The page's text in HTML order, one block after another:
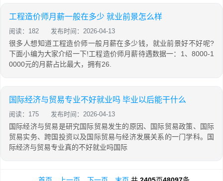
工程造价师月薪一般在多少 就业前景怎么样
阅读：182 发布时间：2026-04-13
很多人想知道工程造价师一般月薪在多少钱，就业前景好不好呢?
下面小编为大家介绍一下!工程造价师月薪待遇数据一：1、8000-1
0000元的月薪占比最大，拥有26.
国际经济与贸易专业不好就业吗 毕业以后能干什么
阅读：175 发布时间：2026-04-13
国际经济与贸易是研究国际贸易发生的原因、国际贸易政策、国际
贸易实务、跨国投资以及国际贸易与经济发展关系的一门学科。国
际经济与贸易专业真的不好就业吗国际